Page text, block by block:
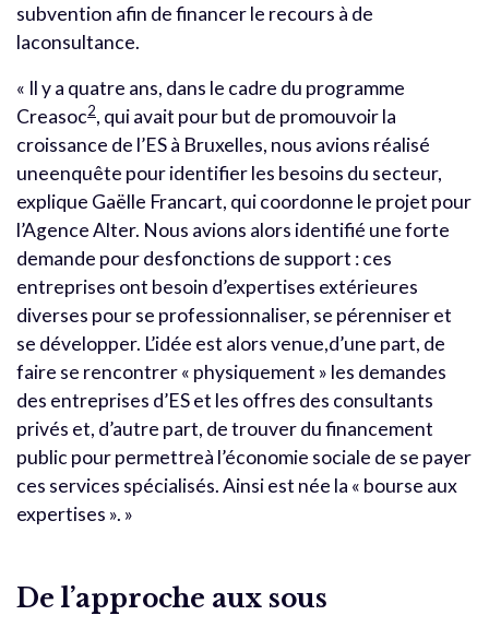
subvention afin de financer le recours à de
laconsultance.
« Il y a quatre ans, dans le cadre du programme
Creasoc2, qui avait pour but de promouvoir la
croissance de l’ES à Bruxelles, nous avions réalisé
uneenquête pour identifier les besoins du secteur,
explique Gaëlle Francart, qui coordonne le projet pour
l’Agence Alter. Nous avions alors identifié une forte
demande pour desfonctions de support : ces
entreprises ont besoin d’expertises extérieures
diverses pour se professionnaliser, se pérenniser et
se développer. L’idée est alors venue,d’une part, de
faire se rencontrer « physiquement » les demandes
des entreprises d’ES et les offres des consultants
privés et, d’autre part, de trouver du financement
public pour permettreà l’économie sociale de se payer
ces services spécialisés. Ainsi est née la « bourse aux
expertises ». »
De l’approche aux sous